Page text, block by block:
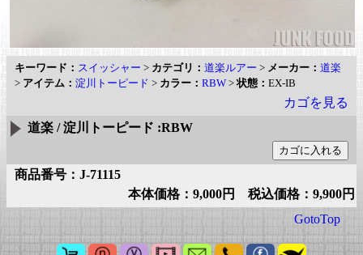
キーワード： スイッシャー > カテゴリ： 道楽ルアー > メーカー： 道楽
> アイテム： 淀川トーピード > カラー： RBW >状態： EX-IB
カゴを見る
道楽 / 淀川トーピード :RBW
商品番号：J-71115
本体価格：9,000円 税込価格：9,900円
GotoTop